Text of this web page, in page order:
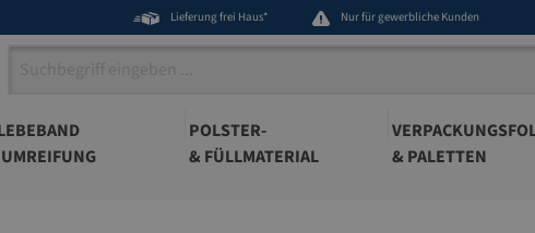
Lieferung frei Haus* Nur für gewerbliche Kunden
POLSTER-
& FÜLLMATERIAL
& PALETTEN